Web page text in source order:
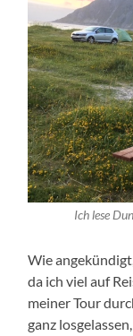
Ich lese
Wie
da ich viel auf
meiner Tour
ganz